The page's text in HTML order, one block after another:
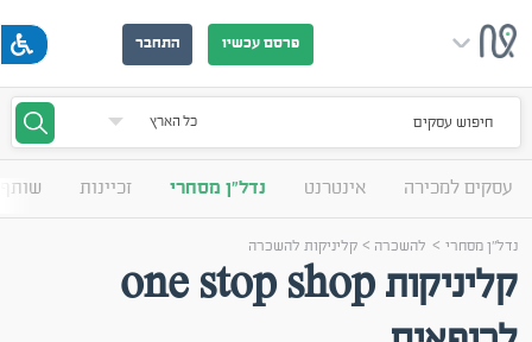
פרסם עכשיו התחבר
חיפוש עסקים
עסקים למכירה אינטרנט נדל"ן מסחרי זכיינות
נדל"ן מסחרי> להשכרה >קליניקות להשכרה
קליניקות one stop shop